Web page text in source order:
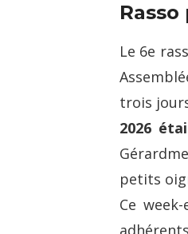
Le 6e
trois
2026
petits
Ce